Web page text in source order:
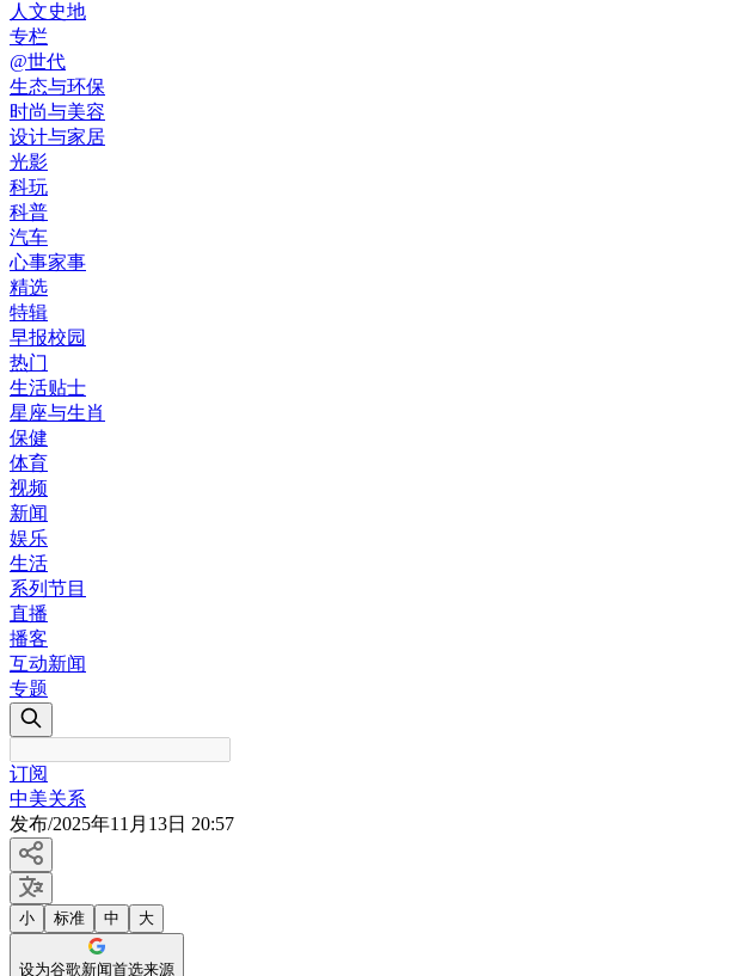
人文史地
专栏
@世代
生态与环保
时尚与美容
设计与家居
光影
科玩
科普
汽车
心事家事
精选
特辑
早报校园
热门
生活贴士
星座与生肖
保健
体育
视频
新闻
娱乐
生活
系列节目
直播
播客
互动新闻
专题
订阅
中美关系
发布/2025年11月13日 20:57
小 标准 中 大
设为谷歌新闻首选来源